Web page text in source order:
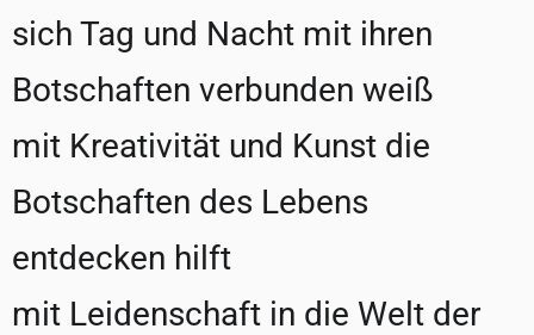
sich Tag und Nacht mit ihren
Botschaften verbunden weiß
mit Kreativität und Kunst die
Botschaften des Lebens
entdecken hilft
mit Leidenschaft in die Welt der